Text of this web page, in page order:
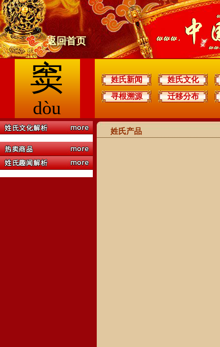
返回首页
窦
dòu
姓氏新闻
姓氏文化
寻根溯源
迁移分布
姓氏产品